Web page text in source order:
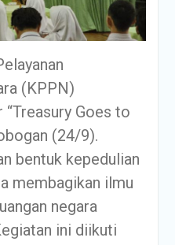
(KPPN)
Goes to
(24/9).
bentuk kepedulian
membagikan ilmu
negara
ini diikuti